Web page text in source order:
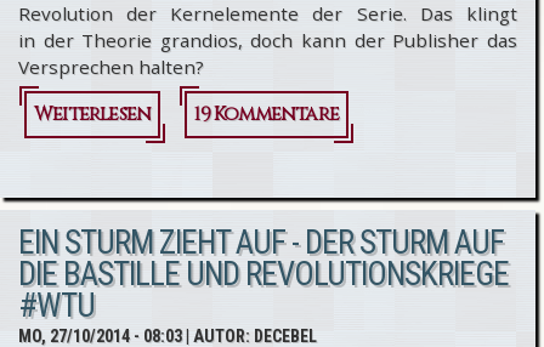
Revolution der Kernelemente der Serie. Das klingt
in der Theorie grandios, doch kann der Publisher das
Versprechen halten?
Weiterlesen
über [Inside AC]
Bewegungsfreiheit
19 Kommentare
EIN STURM ZIEHT AUF - DER STURM AUF
DIE BASTILLE UND REVOLUTIONSKRIEGE
#WTU
MO, 27/10/2014 - 08:03| AUTOR: DECEBEL